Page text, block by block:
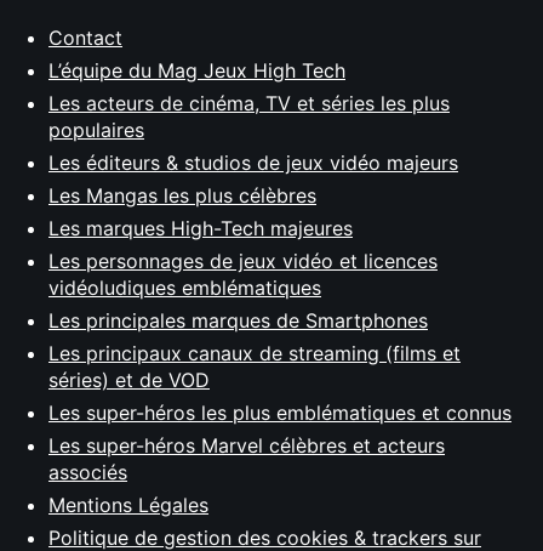
Contact
L’équipe du Mag Jeux High Tech
Les acteurs de cinéma, TV et séries les plus
populaires
Les éditeurs & studios de jeux vidéo majeurs
Les Mangas les plus célèbres
Les marques High-Tech majeures
Les personnages de jeux vidéo et licences
vidéoludiques emblématiques
Les principales marques de Smartphones
Les principaux canaux de streaming (films et
séries) et de VOD
Les super-héros les plus emblématiques et connus
Les super-héros Marvel célèbres et acteurs
associés
Mentions Légales
Politique de gestion des cookies & trackers sur